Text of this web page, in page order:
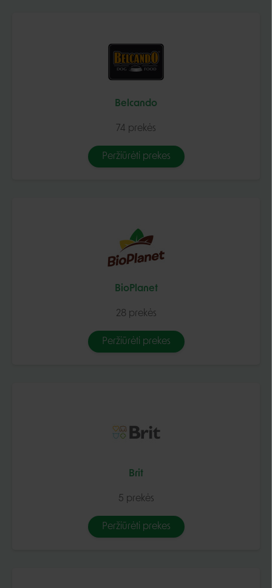
Belcando
74 prekės
Peržiūrėti prekes
BioPlanet
28 prekės
Peržiūrėti prekes
Brit
5 prekės
Peržiūrėti prekes